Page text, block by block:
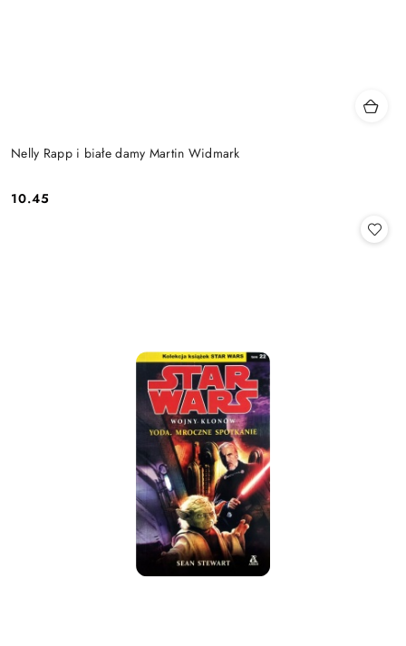
Nelly Rapp i białe damy Martin Widmark
Cena:
10.45